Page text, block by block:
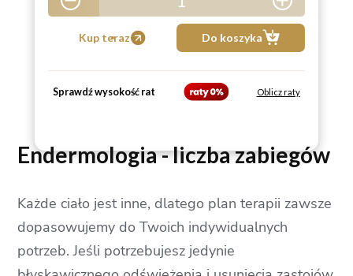
5
Kup teraz Do koszyka
Sprawdź wysokość rat Oblicz raty
Endermologia - liczba zabiegów
Każde ciało jest inne, dlatego plan terapii zawsze
dopasowujemy do Twoich indywidualnych
potrzeb. Jeśli potrzebujesz jedynie